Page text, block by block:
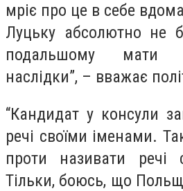
мріє про це в себе
Луцьку абсолютно не
подальшому мати
наслідки”, – вважає
“Кандидат у консули
речі своїми іменами.
проти називати речі
Тільки, боюсь, що